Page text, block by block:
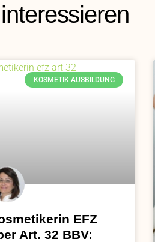
KOSMETIK AUSBILDUNG
EFZ
Art. 32 BBV: